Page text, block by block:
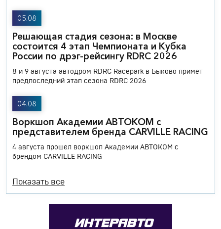
05.08
Решающая стадия сезона: в Москве
состоится 4 этап Чемпионата и Кубка
России по дрэг-рейсингу RDRC 2026
8 и 9 августа автодром RDRC Racepark в Быково примет
предпоследний этап сезона RDRC 2026
04.08
Воркшоп Академии АВТОКОМ с
представителем бренда CARVILLE RACING
4 августа прошел воркшоп Академии АВТОКОМ с
брендом CARVILLE RACING
Показать все